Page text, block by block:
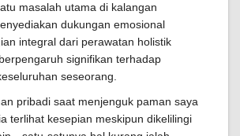
masalah utama di kalangan
dukungan emosional
integral dari perawatan holistik
signifikan terhadap
seseorang.
pribadi saat menjenguk paman saya
terlihat kesepian meskipun dikelilingi